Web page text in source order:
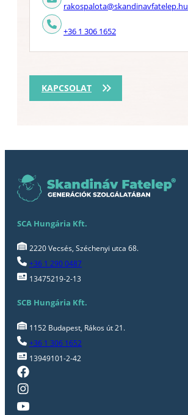
KAPCSOLAT
rakospalota@skandinavfatelep.hu
+36 1 306 1652
SCA Hungária Kft.
2220 Vecsés, Széchenyi utca 68.
+36 1 290 0487
13475219-2-13
SCB Hungária Kft.
1152 Budapest, Rákos út 21.
+36 1 306 1652
13949101-2-42